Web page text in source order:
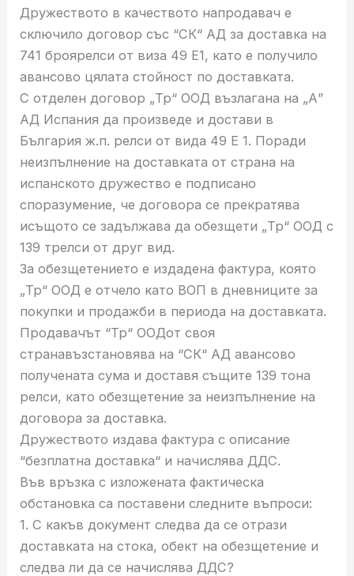
Дружеството в качеството напродавач е
сключило договор със “СК“ АД за доставка на
741 броярелси от виза 49 Е1, като е получило
авансово цялата стойност по доставката.
С отделен договор „Тр“ ООД възлагана на „А”
АД Испания да произведе и достави в
България ж.п. релси от вида 49 Е 1. Поради
неизпълнение на доставката от страна на
испанското дружество е подписано
споразумение, че договора се прекратява
исъщото се задължава да обезщети „Тр“ ООД с
139 трелси от друг вид.
За обезщетението е издадена фактура, която
„Тр“ ООД е отчело като ВОП в дневниците за
покупки и продажби в периода на доставката.
Продавачът “Тр“ ООДот своя
странавъзстановява на “СК“ АД авансово
получената сума и доставя същите 139 тона
релси, като обезщетение за неизпълнение на
договора за доставка.
Дружеството издава фактура с описание
“безплатна доставка“ и начислява ДДС.
Във връзка с изложената фактическа
обстановка са поставени следните въпроси:
1. С какъв документ следва да се отрази
доставката на стока, обект на обезщетение и
следва ли да се начислява ДДС?